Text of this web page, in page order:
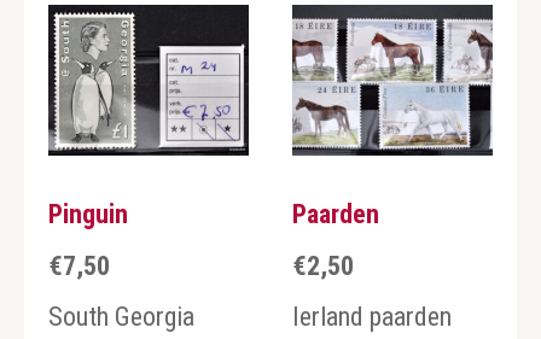
Pinguin
€7,50
South Georgia
Paarden
€2,50
Ierland paarden